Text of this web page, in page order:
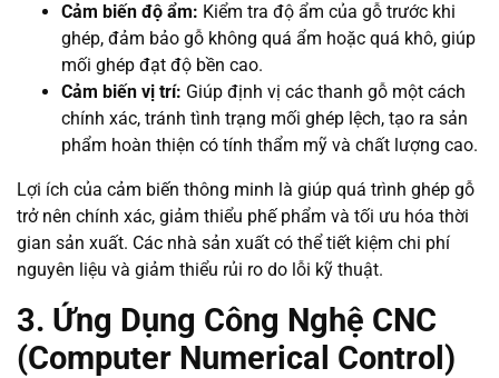
Cảm biến độ ẩm: Kiểm tra độ ẩm của gỗ trước khi
ghép, đảm bảo gỗ không quá ẩm hoặc quá khô, giúp
mối ghép đạt độ bền cao.
Cảm biến vị trí: Giúp định vị các thanh gỗ một cách
chính xác, tránh tình trạng mối ghép lệch, tạo ra sản
phẩm hoàn thiện có tính thẩm mỹ và chất lượng cao.
Lợi ích của cảm biến thông minh là giúp quá trình ghép gỗ
trở nên chính xác, giảm thiểu phế phẩm và tối ưu hóa thời
gian sản xuất. Các nhà sản xuất có thể tiết kiệm chi phí
nguyên liệu và giảm thiểu rủi ro do lỗi kỹ thuật.
3. Ứng Dụng Công Nghệ CNC
(Computer Numerical Control)